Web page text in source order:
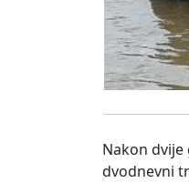
Nakon
dvodnevni